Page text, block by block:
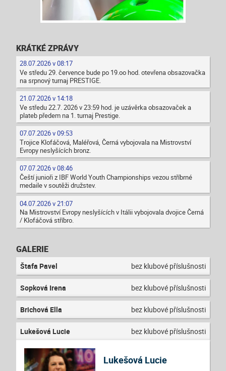
KRÁTKÉ ZPRÁVY
28.07.2026 v 08:17
Ve středu 29. července bude po 19.oo hod. otevřena obsazovačka
na srpnový turnaj PRESTIGE.
21.07.2026 v 14:18
Ve středu 22.7. 2026 v 23:59 hod. je uzávěrka obsazovaček a
plateb předem na 1. turnaj Prestige.
07.07.2026 v 09:53
Trojice Klofáčová, Maléřová, Černá vybojovala na Mistrovství
Evropy neslyšících bronz.
07.07.2026 v 08:46
Čeští junioři z IBF World Youth Championships vezou stříbrné
medaile v soutěži družstev.
04.07.2026 v 21:07
Na Mistrovství Evropy neslyšících v Itálii vybojovala dvojice Černá
/ Klofáčová stříbro.
GALERIE
Štafa Pavel bez klubové příslušnosti
Sopková Irena bez klubové příslušnosti
Brichová Ella bez klubové příslušnosti
Lukešová Lucie bez klubové příslušnosti
Lukešová Lucie